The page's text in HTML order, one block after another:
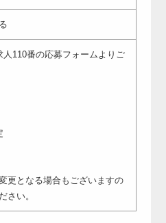
人110番の応募フォームよりご
更となる場合もございますの
さい。